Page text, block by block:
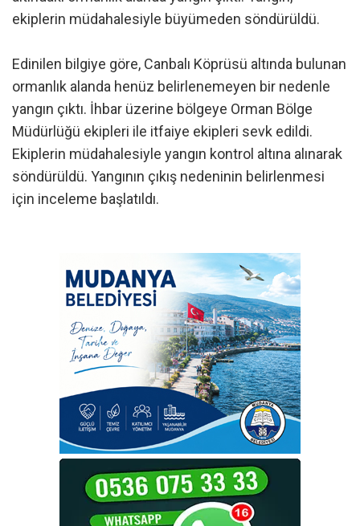
ekiplerin müdahalesiyle büyümeden söndürüldü.
Edinilen bilgiye göre, Canbalı Köprüsü altında bulunan
ormanlık alanda henüz belirlenemeyen bir nedenle
yangın çıktı. İhbar üzerine bölgeye Orman Bölge
Müdürlüğü ekipleri ile itfaiye ekipleri sevk edildi.
Ekiplerin müdahalesiyle yangın kontrol altına alınarak
söndürüldü. Yangının çıkış nedeninin belirlenmesi
için inceleme başlatıldı.